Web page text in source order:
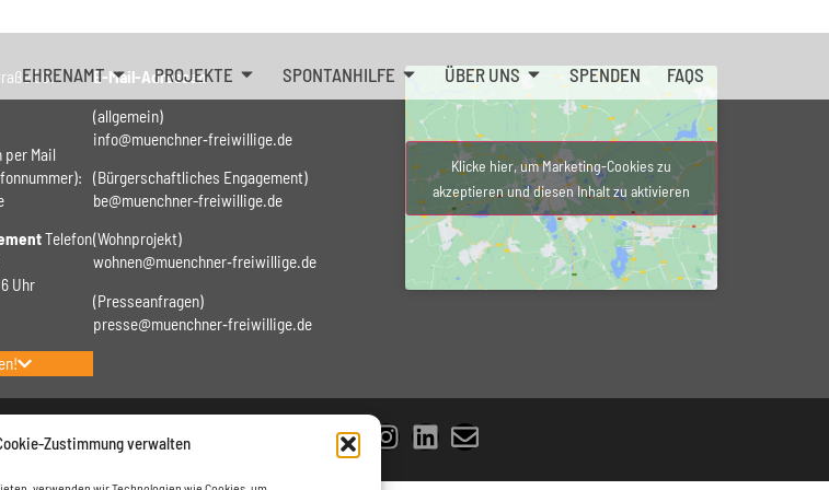
Zustimmung verwalten
EHRENAMT PROJEKTE SPONTANHILFE ÜBER UNS SPENDEN FAQS
50.
per Mail
Telefon
Uhr
E-Mail-Adressen
(allgemein)
info@muenchner‑freiwillige.de
(Bürgerschaftliches Engagement)
be@muenchner-freiwillige.de
(Wohnprojekt)
wohnen@muenchner‑freiwillige.de
(Presseanfragen)
presse@muenchner‑freiwillige.de
Klicke hier, um Marketing-Cookies zu
akzeptieren und diesen Inhalt zu aktivieren
(EU)